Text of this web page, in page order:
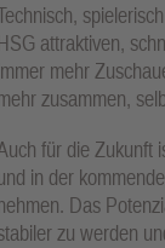
attraktiven,
mehr
zusammen,
für die Zukunft
in der
Das
zu werden